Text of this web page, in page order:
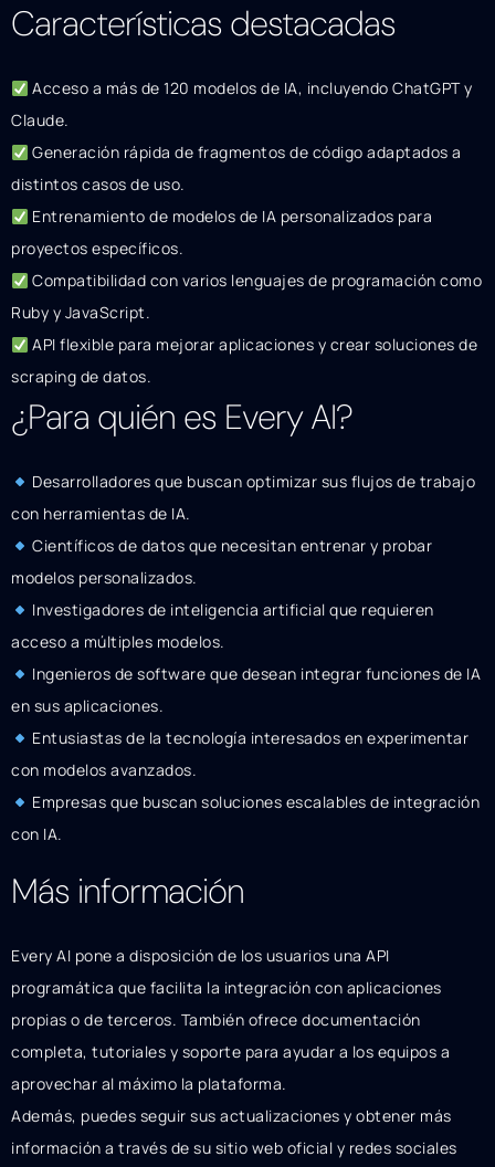
Características destacadas
Acceso a más de 120 modelos de IA, incluyendo ChatGPT y
Claude.
Generación rápida de fragmentos de código adaptados a
distintos casos de uso.
Entrenamiento de modelos de IA personalizados para
proyectos específicos.
Compatibilidad con varios lenguajes de programación como
Ruby y JavaScript.
API flexible para mejorar aplicaciones y crear soluciones de
scraping de datos.
¿Para quién es Every AI?
Desarrolladores que buscan optimizar sus flujos de trabajo
con herramientas de IA.
Científicos de datos que necesitan entrenar y probar
modelos personalizados.
Investigadores de inteligencia artificial que requieren
acceso a múltiples modelos.
Ingenieros de software que desean integrar funciones de IA
en sus aplicaciones.
Entusiastas de la tecnología interesados en experimentar
con modelos avanzados.
Empresas que buscan soluciones escalables de integración
con IA.
Más información
Every AI pone a disposición de los usuarios una API
programática que facilita la integración con aplicaciones
propias o de terceros. También ofrece documentación
completa, tutoriales y soporte para ayudar a los equipos a
aprovechar al máximo la plataforma.
Además, puedes seguir sus actualizaciones y obtener más
información a través de su sitio web oficial y redes sociales